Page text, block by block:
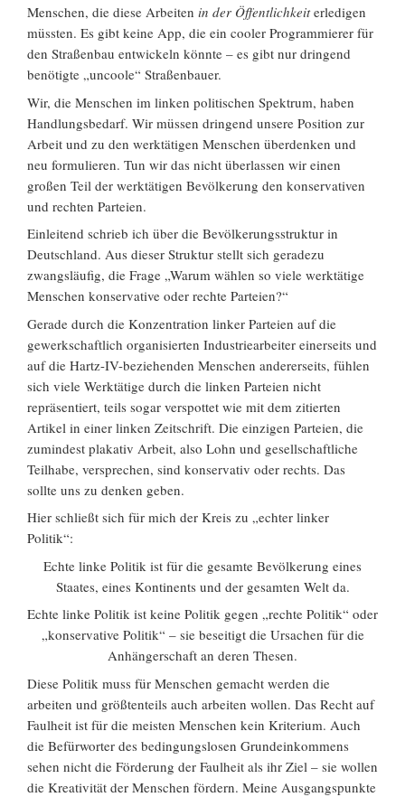
Menschen, die diese Arbeiten in der Öffentlichkeiterledigen
müssten. Es gibt keine App, die ein cooler Programmierer für
den Straßenbau entwickeln könnte – es gibt nur dringend
benötigte „uncoole“ Straßenbauer.
Wir, die Menschen im linken politischen Spektrum, haben
Handlungsbedarf. Wir müssen dringend unsere Position zur
Arbeit und zu den werktätigen Menschen überdenken und
neu formulieren. Tun wir das nicht überlassen wir einen
großen Teil der werktätigen Bevölkerung den konservativen
und rechten Parteien.
Einleitend schrieb ich über die Bevölkerungsstruktur in
Deutschland. Aus dieser Struktur stellt sich geradezu
zwangsläufig, die Frage „Warum wählen so viele werktätige
Menschen konservative oder rechte Parteien?“
Gerade durch die Konzentration linker Parteien auf die
gewerkschaftlich organisierten Industriearbeiter einerseits und
auf die Hartz-IV-beziehenden Menschen andererseits, fühlen
sich viele Werktätige durch die linken Parteien nicht
repräsentiert, teils sogar verspottet wie mit dem zitierten
Artikel in einer linken Zeitschrift. Die einzigen Parteien, die
zumindest plakativ Arbeit, also Lohn und gesellschaftliche
Teilhabe, versprechen, sind konservativ oder rechts. Das
sollte uns zu denken geben.
Hier schließt sich für mich der Kreis zu „echter linker
Politik“:
Echte linke Politik ist für die gesamte Bevölkerung eines
Staates, eines Kontinents und der gesamten Welt da.
Echte linke Politik ist keine Politik gegen „rechte Politik“ oder
„konservative Politik“ – sie beseitigt die Ursachen für die
Anhängerschaft an deren Thesen.
Diese Politik muss für Menschen gemacht werden die
arbeiten und größtenteils auch arbeiten wollen. Das Recht auf
Faulheit ist für die meisten Menschen kein Kriterium. Auch
die Befürworter des bedingungslosen Grundeinkommens
sehen nicht die Förderung der Faulheit als ihr Ziel – sie wollen
die Kreativität der Menschen fördern. Meine Ausgangspunkte